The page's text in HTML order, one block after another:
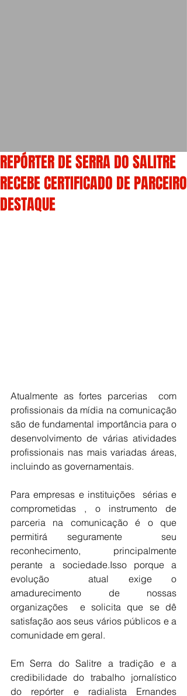
REPÓRTER DE SERRA DO SALITRE
RECEBE CERTIFICADO DE PARCEIRO
DESTAQUE
Atualmente as fortes parcerias  com
profissionais da mídia na comunicação
são de fundamental importância para o
desenvolvimento de várias atividades
profissionais nas mais variadas áreas,
incluindo as governamentais.
Para empresas e instituições  sérias e
comprometidas , o instrumento de
parceria na comunicação é o que
permitirá seguramente  seu
reconhecimento, principalmente
perante a sociedade.Isso porque a
evolução  atual exige o
amadurecimento de nossas
organizações  e solicita que se dê
satisfação aos seus vários públicos e a
comunidade em geral.
Em Serra do Salitre a tradição e a
credibilidade do trabalho jornalístico
do repórter e radialista Ernandes